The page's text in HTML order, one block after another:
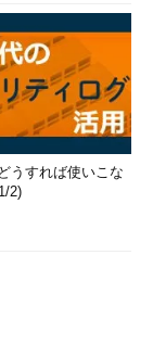
うすれば使いこな
2)